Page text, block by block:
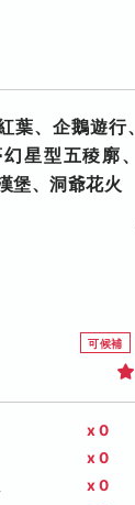
葉、企鵝遊行
星型五稜廓
堡、洞爺花火
可候補
x 0
x 0
x 0